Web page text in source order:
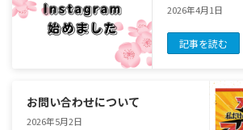
2026年4月1日
記事を読む
お問い合わせについて
2026年5月2日